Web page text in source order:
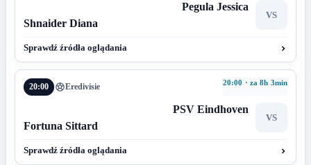
Pegula Jessica
VS
Shnaider Diana
Sprawdź źródła oglądania
20:00 Eredivisie 20:00 · za 8h 3min
PSV Eindhoven
VS
Fortuna Sittard
Sprawdź źródła oglądania